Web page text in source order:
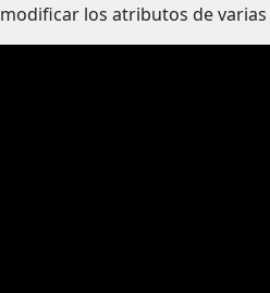
los atributos de